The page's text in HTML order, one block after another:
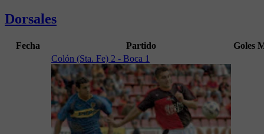
Dorsales
Fecha Partido Goles
Colón (Sta. Fe) 2 - Boca 1